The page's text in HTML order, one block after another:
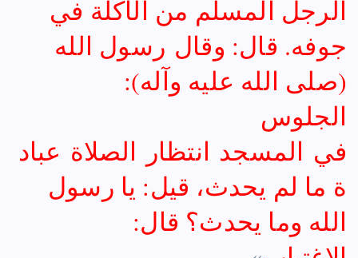
الرجل المسلم من الآكلة في
جوفه. قال: وقال رسول الله
(صلى الله عليه وآله):
الجلوس
في المسجد انتظار الصلاة عباد
ة ما لم يحدث، قيل: يا رسول
الله وما يحدث؟ قال: